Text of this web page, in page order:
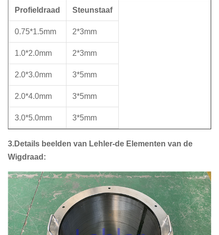
Profieldraad Steunstaaf
0.75*1.5mm 2*3mm
1.0*2.0mm 2*3mm
2.0*3.0mm 3*5mm
2.0*4.0mm 3*5mm
3.0*5.0mm 3*5mm
3.Details beelden van Lehler-de Elementen van de
Wigdraad: